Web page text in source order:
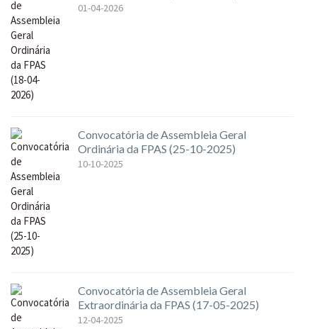
01-04-2026
Convocatória de Assembleia Geral
Ordinária da FPAS (25-10-2025)
10-10-2025
Convocatória de Assembleia Geral
Extraordinária da FPAS (17-05-2025)
12-04-2025